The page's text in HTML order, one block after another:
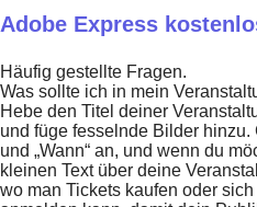
Adobe Express
Häufig gestellte Fragen.
Was sollte ich in mein
Hebe den Titel deiner
und füge fesselnde Bilder hinzu.
und „Wann“ an, und wenn du
kleinen Text über deine
wo man Tickets kaufen oder